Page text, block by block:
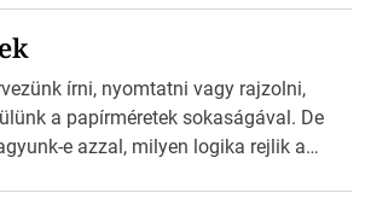
vektorgrafika. *Hirdetés Minden
a nyomdával, mielőtt elkezdjük a
az elkészült munka után
másképp kellett volna csinálni! […]
írni, nyomtatni vagy rajzolni,
a papírméretek sokaságával. De
e azzal, milyen logika rejlik a